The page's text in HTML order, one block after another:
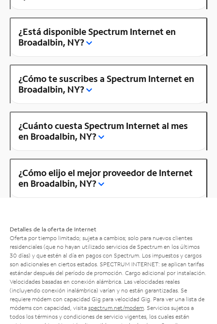
¿Está disponible Spectrum Internet en
Broadalbin, NY?
¿Cómo te suscribes a Spectrum Internet en
Broadalbin, NY?
¿Cuánto cuesta Spectrum Internet al mes
en Broadalbin, NY?
¿Cómo elijo el mejor proveedor de Internet
en Broadalbin, NY?
Detalles de la oferta de Internet
Oferta por tiempo limitado; sujeta a cambios; solo para nuevos clientes
residenciales (que no hayan utilizado servicios de Spectrum en los últimos
30 días) y que estén al día en pagos con Spectrum. Los impuestos y cargos
son adicionales en ciertos estados. SPECTRUM INTERNET: se aplican tarifas
estándar después del período de promoción. Cargo adicional por instalación.
Velocidades basadas en conexión alámbrica. Las velocidades reales
(incluyendo conexión inalámbrica) varían y no están garantizadas. Se
requiere módem con capacidad Gig para velocidad Gig. Para ver una lista de
módems con capacidad, visita spectrum.net/modem . Servicios sujetos a
todos los términos y condiciones de servicio vigentes, los cuales están